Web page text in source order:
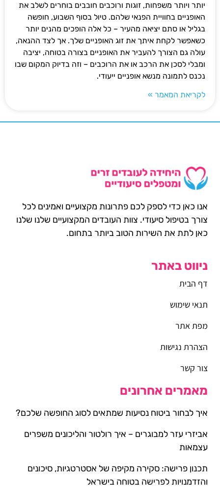
יותר ויותר משפחות, זוגות ורוכבים חובבים בוחרים לשלב את
האופניים בחוויית הפנאי שלהם. טיול בסוף השבוע, חופשה
בגליל או סתם יציאה מהעיר – כל אלה הופכים מהנים יותר
כשאפשר לקחת איתך את זוג האופניים שלך. אך לצד ההנאה,
עולה גם הצורך להעביר את האופניים בצורה בטוחה, יציבה
ומבלי לסכן את הרכב או את הרוכבים – וזה בדיוק המקום שבו
נכנס לתמונה מנשא אופניים ייעודי.
לקריאת המאמר »
אנו כאן כדי לספק לכם פתרונות מקצועיים ואמינים לכל
צורך בטיפול סיעודי. צוות העובדים המקצועיים שלנו שלנו
כאן לתת את השירות הטוב ביותר בתחום.
ניווט באתר
דף הבית
תנאי שימוש
מפת אתר
הצהרת נגישות
צור קשר
מאמרים אחרונים
איך לבחור ביטוח נסיעות שמתאים לסוג החופשה שלכם?
אביזרי עזר למבוגרים – איך רולטור והליכונים משפרים
עצמאות
תכנון פרישה: סקירה מקיפה של אסטרטגיות, סיכונים
והזדמנויות לפרישה בטוחה בישראל